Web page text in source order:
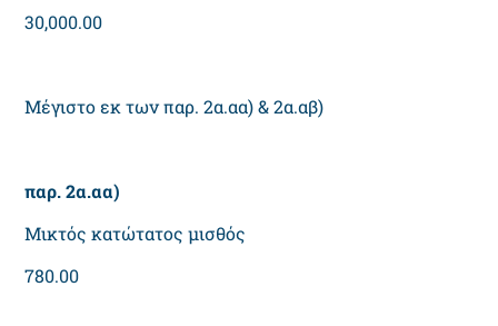
30,000.00
Μέγιστο εκ των παρ. 2α.αα) & 2α.αβ)
παρ. 2α.αα)
Μικτός κατώτατος μισθός
780.00